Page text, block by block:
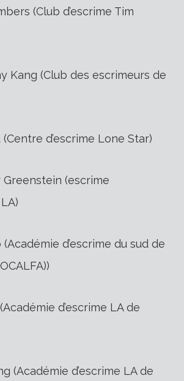
(Club d’escrime Tim
Kang (Club des escrimeurs de
(Centre d’escrime Lone Star)
Greenstein (escrime
d’escrime du sud de
d’escrime LA de
(Académie d’escrime LA de